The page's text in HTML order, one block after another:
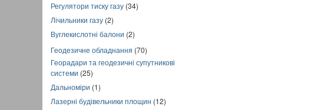
Регулятори тиску газу (34)
Лічильники газу (2)
Вуглекислотні балони (2)
Геодезичне обладнання (70)
Георадари та геодезичні супутникові
системи (25)
Дальноміри (1)
Лазерні будівельники площин (12)